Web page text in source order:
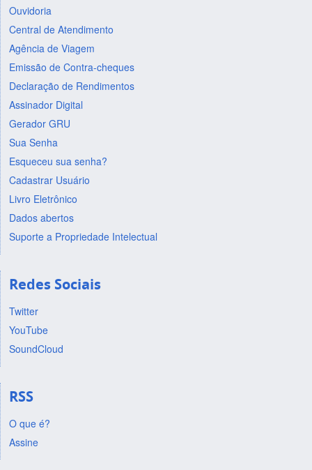
Ouvidoria
Central de Atendimento
Agência de Viagem
Emissão de Contra-cheques
Declaração de Rendimentos
Assinador Digital
Gerador GRU
Sua Senha
Esqueceu sua senha?
Cadastrar Usuário
Livro Eletrônico
Dados abertos
Suporte a Propriedade Intelectual
Redes Sociais
Twitter
YouTube
SoundCloud
RSS
O que é?
Assine